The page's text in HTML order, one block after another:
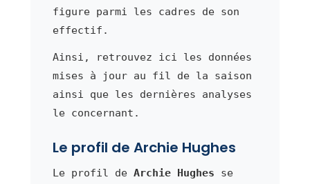
figure parmi les cadres de son
effectif.
Ainsi, retrouvez ici les données
mises à jour au fil de la saison
ainsi que les dernières analyses
le concernant.
Le profil de Archie Hughes
Le profil de Archie Hughes se